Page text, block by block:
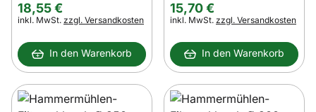
18,55€
Steuerhinweis:
inkl. MwSt. zzgl. Versandkosten
In den Warenkorb
15,70€
Steuerhinweis:
inkl. MwSt. zzgl. Versandkosten
In den Warenkorb